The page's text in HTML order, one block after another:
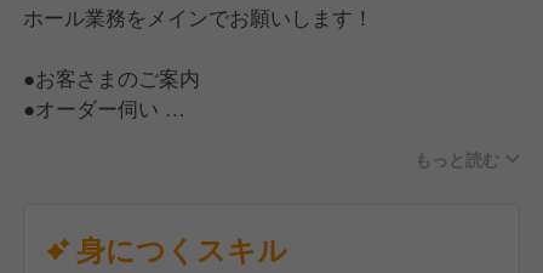
ホール業務をメインでお願いします！
●お客さまのご案内
●オーダー伺い
●その他業務
もっと読む
身につくスキル